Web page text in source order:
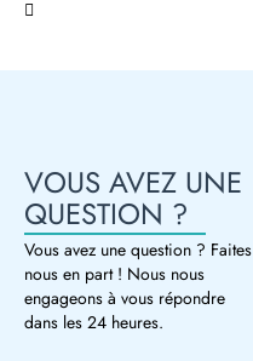
VOUS AVEZ UNE
QUESTION ?
Vous avez une question ? Faites
nous en part ! Nous nous
engageons à vous répondre
dans les 24 heures.